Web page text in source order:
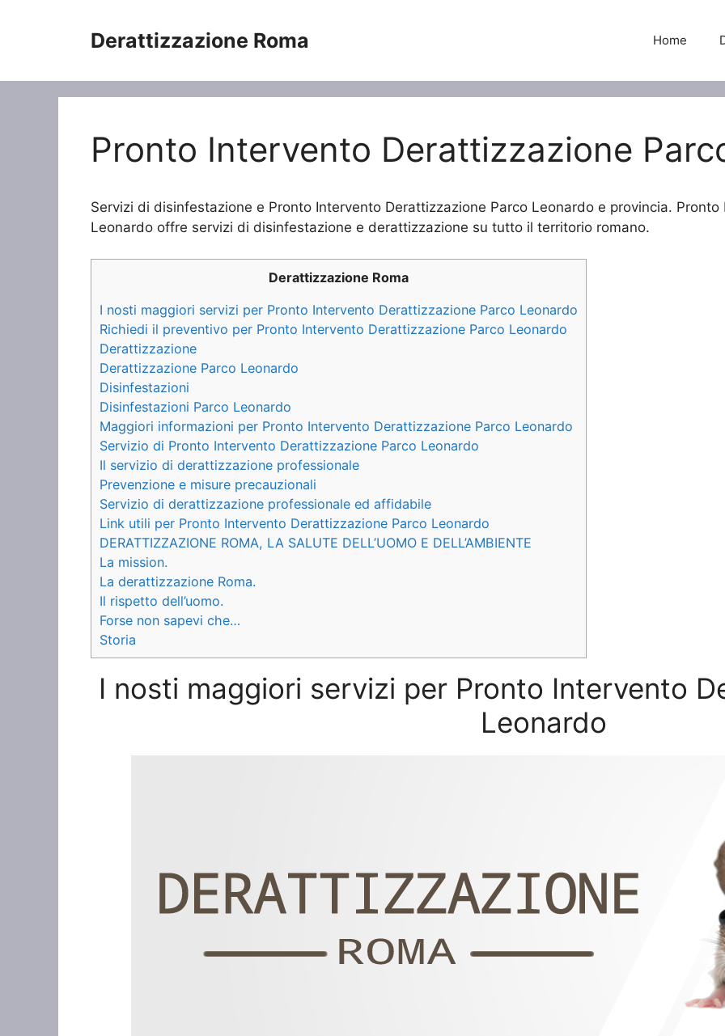
Derattizzazione Roma Home
Pronto Intervento Derattizzazione
Servizi di disinfestazione e Pronto Intervento Derattizzazione Parco Leonardo e provincia.
Leonardo offre servizi di disinfestazione e derattizzazione su tutto il territorio romano.
Derattizzazione Roma
I nosti maggiori servizi per Pronto Intervento Derattizzazione Parco Leonardo
Richiedi il preventivo per Pronto Intervento Derattizzazione Parco Leonardo
Derattizzazione
Derattizzazione Parco Leonardo
Disinfestazioni
Disinfestazioni Parco Leonardo
Maggiori informazioni per Pronto Intervento Derattizzazione Parco Leonardo
Servizio di Pronto Intervento Derattizzazione Parco Leonardo
Il servizio di derattizzazione professionale
Prevenzione e misure precauzionali
Servizio di derattizzazione professionale ed affidabile
Link utili per Pronto Intervento Derattizzazione Parco Leonardo
DERATTIZZAZIONE ROMA, LA SALUTE DELL’UOMO E DELL’AMBIENTE
La mission.
La derattizzazione Roma.
Il rispetto dell’uomo.
Forse non sapevi che…
Storia
I nosti maggiori servizi per Pronto Intervento
Leonardo